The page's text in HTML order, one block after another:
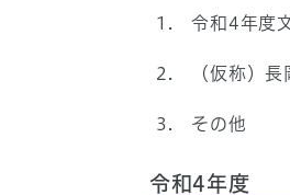
1. 令和4年度文
2. （仮称）長
3. その他
令和4年度